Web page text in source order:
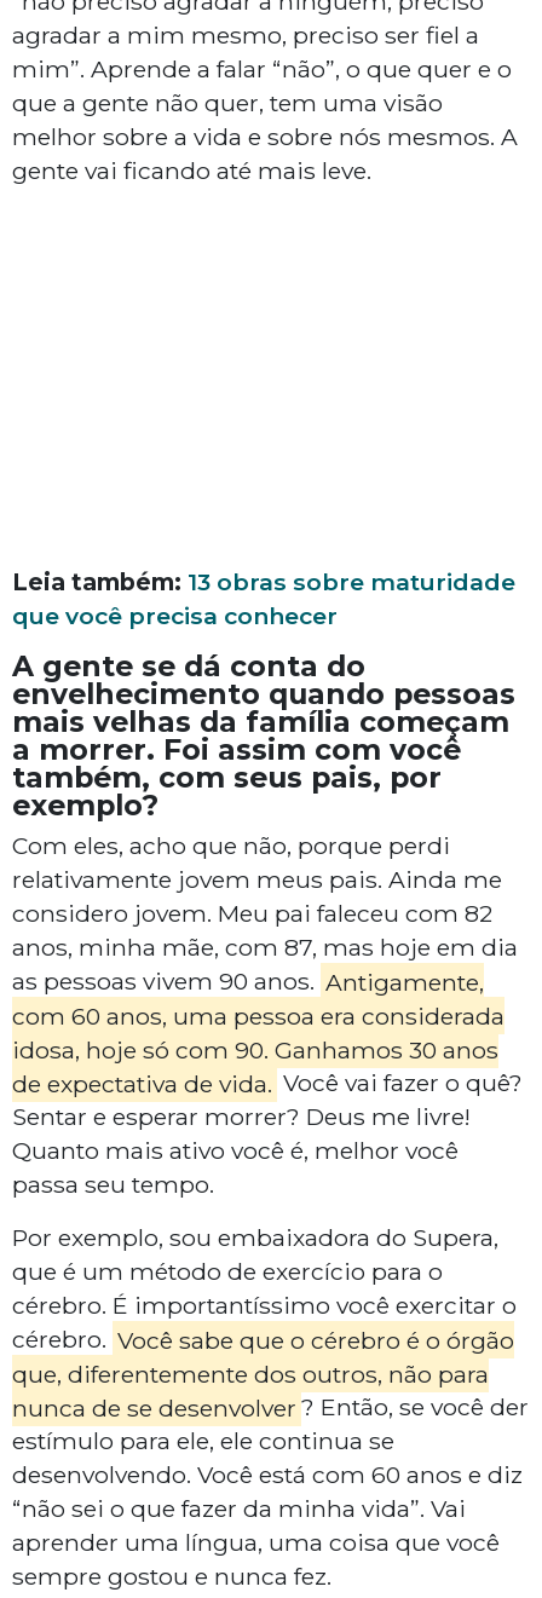
agradar a mim mesmo, preciso ser fiel a
mim”. Aprende a falar “não”, o que quer e o
que a gente não quer, tem uma visão
melhor sobre a vida e sobre nós mesmos. A
gente vai ficando até mais leve.
Leia também: 13 obras sobre maturidade
que você precisa conhecer
A gente se dá conta do
envelhecimento quando pessoas
mais velhas da família começam
a morrer. Foi assim com você
também, com seus pais, por
exemplo?
Com eles, acho que não, porque perdi
relativamente jovem meus pais. Ainda me
considero jovem. Meu pai faleceu com 82
anos, minha mãe, com 87, mas hoje em dia
as pessoas vivem 90 anos. Antigamente,
com 60 anos, uma pessoa era considerada
idosa, hoje só com 90. Ganhamos 30 anos
de expectativa de vida. Você vai fazer o quê?
Sentar e esperar morrer? Deus me livre!
Quanto mais ativo você é, melhor você
passa seu tempo.
Por exemplo, sou embaixadora do Supera,
que é um método de exercício para o
cérebro. É importantíssimo você exercitar o
cérebro. Você sabe que o cérebro é o órgão
que, diferentemente dos outros, não para
nunca de se desenvolver ? Então, se você der
estímulo para ele, ele continua se
desenvolvendo. Você está com 60 anos e diz
“não sei o que fazer da minha vida”. Vai
aprender uma língua, uma coisa que você
sempre gostou e nunca fez.